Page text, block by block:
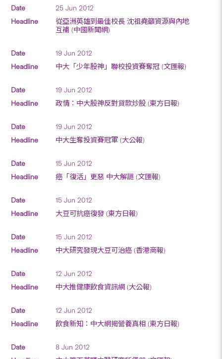
25 Jun 2012
從亞洲英雄到最佳校長 沈祖堯籲資源與內地
互補 (中國新聞網)
19 Jun 2012
中大「少年股神」聯校投資賽奪冠 (文匯報)
19 Jun 2012
政情：中大股神反對貸款炒股 (東方日報)
19 Jun 2012
中大生奪投資賽冠軍 (大公報)
15 Jun 2012
癌「復活」更惡 中大解謎 (文匯報)
15 Jun 2012
大豆可抗癌復發 (東方日報)
15 Jun 2012
中大研究發現大豆可治癌 (香港商報)
12 Jun 2012
中大推健康飲食資訊網 (大公報)
12 Jun 2012
飲食新知：中大網揭營養真相 (東方日報)
8 Jun 2012